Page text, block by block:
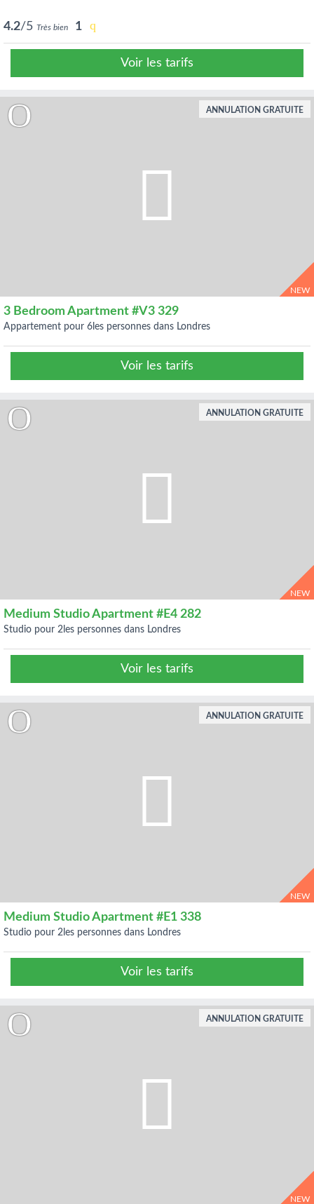
4.2/5 Très bien 1
Voir les tarifs
NEW
3 Bedroom Apartment #V3 329
appartement pour 6les personnes dans Londres
Voir les tarifs
ANNULATION GRATUITE
NEW
Medium Studio Apartment #E4 282
studio pour 2les personnes dans Londres
Voir les tarifs
ANNULATION GRATUITE
NEW
Medium Studio Apartment #E1 338
studio pour 2les personnes dans Londres
Voir les tarifs
ANNULATION GRATUITE
NEW
ANNULATION GRATUITE